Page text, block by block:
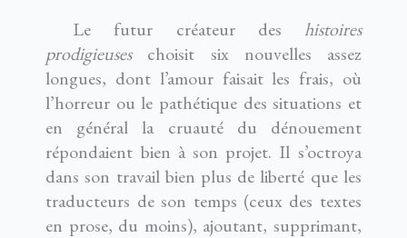
Le futur créateur des histoires
prodigieuseschoisit six nouvelles assez
longues, dont l’amour faisait les frais, où
l’horreur ou le pathétique des situations et
en général la cruauté du dénouement
répondaient bien à son projet. Il s’octroya
dans son travail bien plus de liberté que les
traducteurs de son temps (ceux des textes
en prose, du moins), ajoutant, supprimant,